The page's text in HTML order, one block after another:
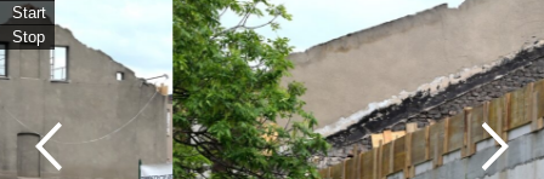
Start
Stop